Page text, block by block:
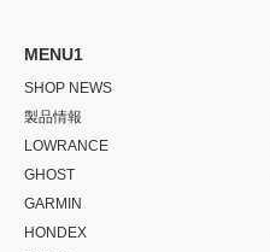
MENU1
SHOP NEWS
製品情報
LOWRANCE
GHOST
GARMIN
HONDEX